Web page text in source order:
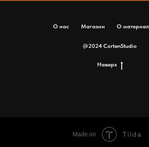
О нас Магазин О
@2024 CortenStudio
Наверх
Made on Tilda